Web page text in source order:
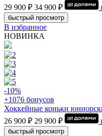
29 900 ₽ 34 900 ₽
быстрый просмотр
В избранное
НОВИНКА
-10%
+1076 бонусов
Хоккейные коньки
26 900 ₽ 29 900 ₽
быстрый просмотр